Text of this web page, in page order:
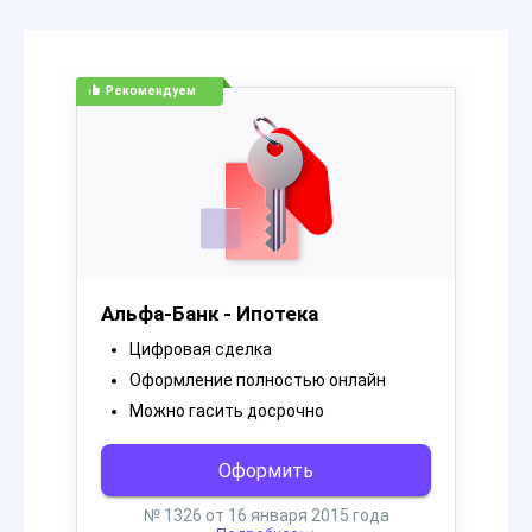
Рекомендуем
Альфа-Банк - Ипотека
Цифровая сделка
Оформление полностью онлайн
Можно гасить досрочно
Оформить
№ 1326 от 16 января 2015 года